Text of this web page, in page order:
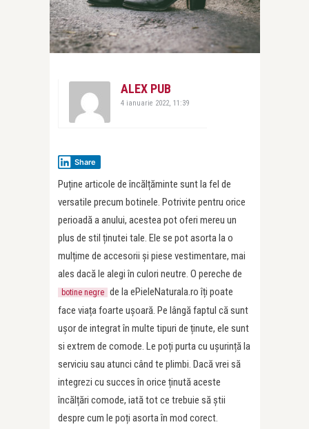
ALEX PUB
4 ianuarie 2022, 11:39
Share
Puține articole de încălțăminte sunt la fel de
versatile precum botinele. Potrivite pentru orice
perioadă a anului, acestea pot oferi mereu un
plus de stil ținutei tale. Ele se pot asorta la o
mulțime de accesorii și piese vestimentare, mai
ales dacă le alegi în culori neutre. O pereche de
botine negre de la ePieleNaturala.ro îți poate
face viața foarte ușoară. Pe lângă faptul că sunt
ușor de integrat în multe tipuri de ținute, ele sunt
si extrem de comode. Le poți purta cu ușurință la
serviciu sau atunci când te plimbi. Dacă vrei să
integrezi cu succes în orice ținută aceste
încălțări comode, iată tot ce trebuie să știi
despre cum le poți asorta în mod corect.